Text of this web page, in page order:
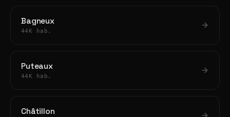
Bagneux
44K hab.
Puteaux
44K hab.
Châtillon